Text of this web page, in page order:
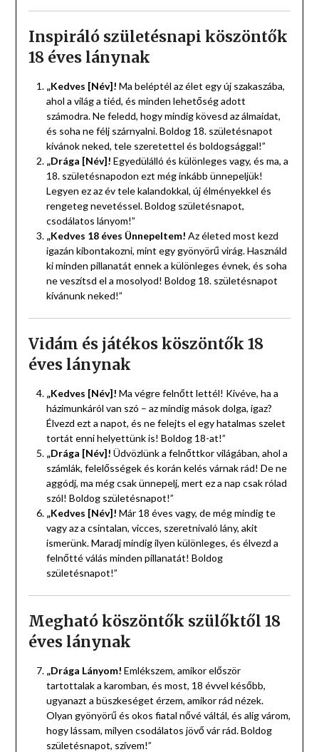
Inspiráló születésnapi köszöntők
18 éves lánynak
„Kedves [Név]! Ma beléptél az élet egy új szakaszába,
ahol a világ a tiéd, és minden lehetőség adott
számodra. Ne feledd, hogy mindig kövesd az álmaidat,
és soha ne félj szárnyalni. Boldog 18. születésnapot
kívánok neked, tele szeretettel és boldogsággal!”
„Drága [Név]! Egyedülálló és különleges vagy, és ma, a
18. születésnapodon ezt még inkább ünnepeljük!
Legyen ez az év tele kalandokkal, új élményekkel és
rengeteg nevetéssel. Boldog születésnapot,
csodálatos lányom!”
„Kedves 18 éves Ünnepeltem! Az életed most kezd
igazán kibontakozni, mint egy gyönyörű virág. Használd
ki minden pillanatát ennek a különleges évnek, és soha
ne veszítsd el a mosolyod! Boldog 18. születésnapot
kívánunk neked!”
Vidám és játékos köszöntők 18
éves lánynak
„Kedves [Név]! Ma végre felnőtt lettél! Kivéve, ha a
házimunkáról van szó – az mindig mások dolga, igaz?
Élvezd ezt a napot, és ne felejts el egy hatalmas szelet
tortát enni helyettünk is! Boldog 18-at!”
„Drága [Név]! Üdvözlünk a felnőttkor világában, ahol a
számlák, felelősségek és korán kelés várnak rád! De ne
aggódj, ma még csak ünnepelj, mert ez a nap csak rólad
szól! Boldog születésnapot!”
„Kedves [Név]! Már 18 éves vagy, de még mindig te
vagy az a csintalan, vicces, szeretnivaló lány, akit
ismerünk. Maradj mindig ilyen különleges, és élvezd a
felnőtté válás minden pillanatát! Boldog
születésnapot!”
Megható köszöntők szülőktől 18
éves lánynak
„Drága Lányom! Emlékszem, amikor először
tartottalak a karomban, és most, 18 évvel később,
ugyanazt a büszkeséget érzem, amikor rád nézek.
Olyan gyönyörű és okos fiatal nővé váltál, és alig várom,
hogy lássam, milyen csodálatos jövő vár rád. Boldog
születésnapot, szívem!”